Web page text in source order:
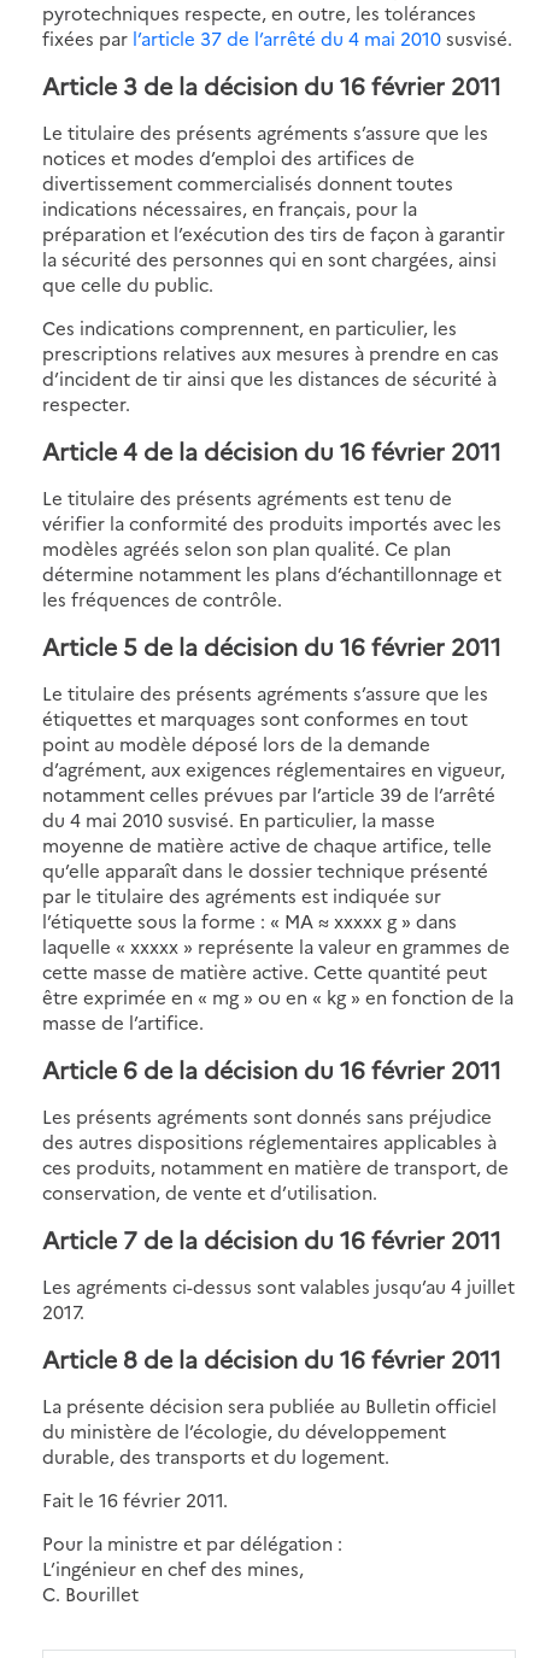
pyrotechniques respecte, en outre, les tolérances
fixées par l’article 37 de l’arrêté du 4 mai 2010susvisé.
Article 3 de la décision du 16 février 2011
Le titulaire des présents agréments s’assure que les
notices et modes d’emploi des artifices de
divertissement commercialisés donnent toutes
indications nécessaires, en français, pour la
préparation et l’exécution des tirs de façon à garantir
la sécurité des personnes qui en sont chargées, ainsi
que celle du public.
Ces indications comprennent, en particulier, les
prescriptions relatives aux mesures à prendre en cas
d’incident de tir ainsi que les distances de sécurité à
respecter.
Article 4 de la décision du 16 février 2011
Le titulaire des présents agréments est tenu de
vérifier la conformité des produits importés avec les
modèles agréés selon son plan qualité. Ce plan
détermine notamment les plans d’échantillonnage et
les fréquences de contrôle.
Article 5 de la décision du 16 février 2011
Le titulaire des présents agréments s’assure que les
étiquettes et marquages sont conformes en tout
point au modèle déposé lors de la demande
d’agrément, aux exigences réglementaires en vigueur,
notamment celles prévues par l’article 39 de l’arrêté
du 4 mai 2010 susvisé. En particulier, la masse
moyenne de matière active de chaque artifice, telle
qu’elle apparaît dans le dossier technique présenté
par le titulaire des agréments est indiquée sur
l’étiquette sous la forme : « MA ≈ xxxxx g » dans
laquelle « xxxxx » représente la valeur en grammes de
cette masse de matière active. Cette quantité peut
être exprimée en « mg » ou en « kg » en fonction de la
masse de l’artifice.
Article 6 de la décision du 16 février 2011
Les présents agréments sont donnés sans préjudice
des autres dispositions réglementaires applicables à
ces produits, notamment en matière de transport, de
conservation, de vente et d’utilisation.
Article 7 de la décision du 16 février 2011
Les agréments ci-dessus sont valables jusqu’au 4 juillet
2017.
Article 8 de la décision du 16 février 2011
La présente décision sera publiée au Bulletin officiel
du ministère de l’écologie, du développement
durable, des transports et du logement.
Fait le 16 février 2011.
Pour la ministre et par délégation :
L’ingénieur en chef des mines,
C. Bourillet